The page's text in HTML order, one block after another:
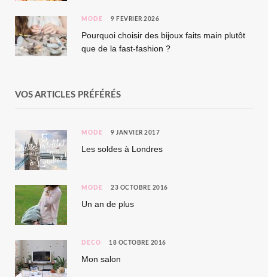
MODE 9 FÉVRIER 2026
Pourquoi choisir des bijoux faits main plutôt
que de la fast-fashion ?
VOS ARTICLES PRÉFÉRÉS
MODE 9 JANVIER 2017
Les soldes à Londres
MODE 23 OCTOBRE 2016
Un an de plus
DÉCO 18 OCTOBRE 2016
Mon salon